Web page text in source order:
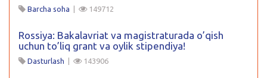
Barcha soha | 149712
Rossiya: Bakalavriat va magistraturada o’qish
uchun to’liq grant va oylik stipendiya!
Dasturlash | 143906